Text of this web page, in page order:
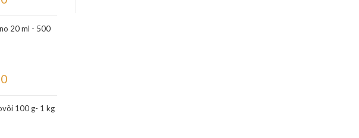
20 ml - 500
100 g- 1 kg